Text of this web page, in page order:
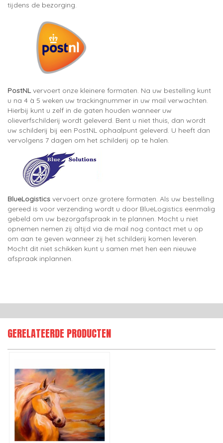
tijdens de bezorging.
PostNLvervoert onze kleinere formaten. Na uw bestelling kunt
u na 4 à 5 weken uw trackingnummer in uw mail verwachten.
Hierbij kunt u zelf in de gaten houden wanneer uw
olieverfschilderij wordt geleverd. Bent u niet thuis, dan wordt
uw schilderij bij een PostNL ophaalpunt geleverd. U heeft dan
vervolgens 7 dagen om het schilderij op te halen.
BlueLogistics vervoert onze grotere formaten. Als uw bestelling
gereed is voor verzending wordt u door BlueLogistics eenmalig
gebeld om uw bezorgafspraak in te plannen. Mocht u niet
opnemen nemen zij altijd via de mail nog contact met u op
om aan te geven wanneer zij het schilderij komen leveren.
Mocht dit niet schikken kunt u samen met hen een nieuwe
afspraak inplannen.
GERELATEERDE PRODUCTEN